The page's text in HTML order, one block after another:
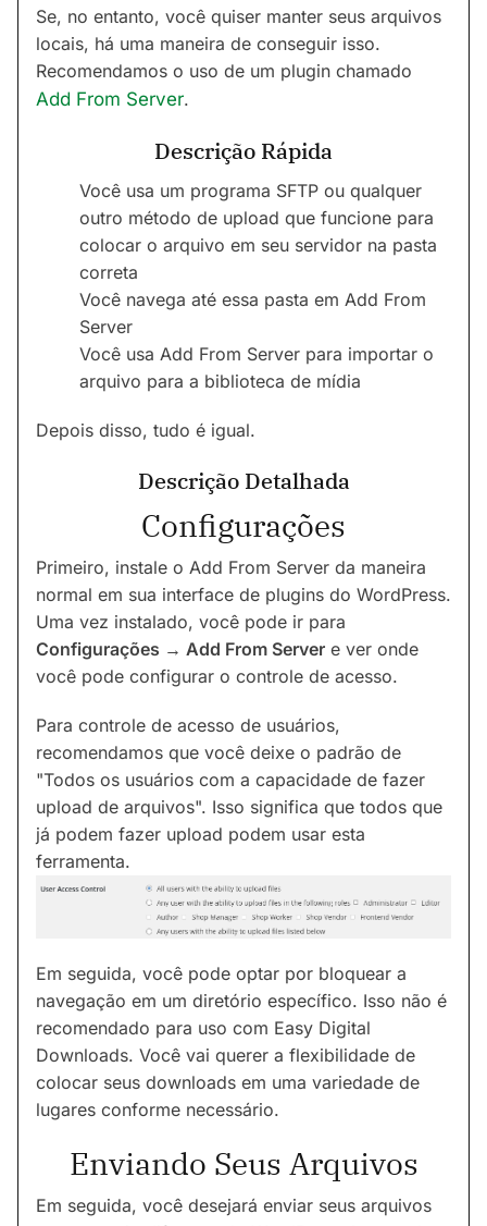
Se, no entanto, você quiser manter seus arquivos
locais, há uma maneira de conseguir isso.
Recomendamos o uso de um plugin chamado
Add From Server.
Descrição Rápida
Você usa um programa SFTP ou qualquer
outro método de upload que funcione para
colocar o arquivo em seu servidor na pasta
correta
Você navega até essa pasta em Add From
Server
Você usa Add From Server para importar o
arquivo para a biblioteca de mídia
Depois disso, tudo é igual.
Descrição Detalhada
Configurações
Primeiro, instale o Add From Server da maneira
normal em sua interface de plugins do WordPress.
Uma vez instalado, você pode ir para
Configurações → Add From Server e ver onde
você pode configurar o controle de acesso.
Para controle de acesso de usuários,
recomendamos que você deixe o padrão de
"Todos os usuários com a capacidade de fazer
upload de arquivos". Isso significa que todos que
já podem fazer upload podem usar esta
ferramenta.
Em seguida, você pode optar por bloquear a
navegação em um diretório específico. Isso não é
recomendado para uso com Easy Digital
Downloads. Você vai querer a flexibilidade de
colocar seus downloads em uma variedade de
lugares conforme necessário.
Enviando Seus Arquivos
Em seguida, você desejará enviar seus arquivos